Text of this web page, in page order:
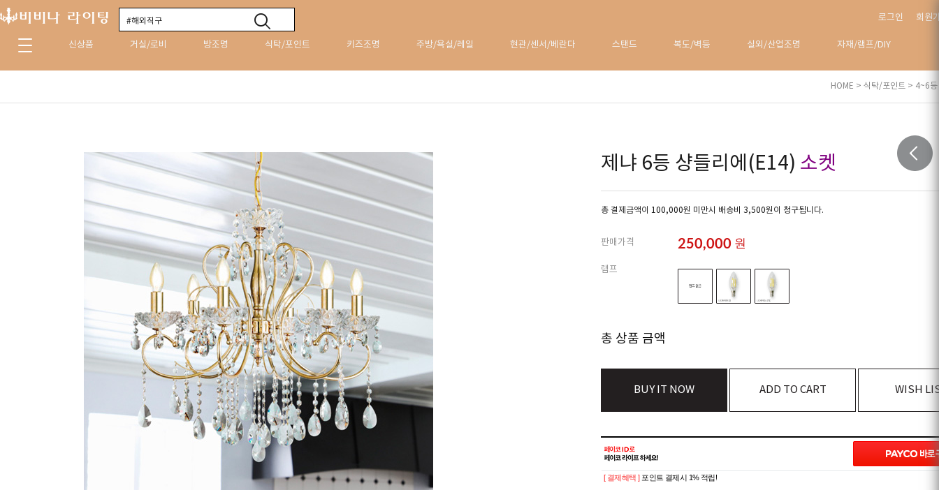
로그인 회원
신상품 거실/로비 방조명 식탁/포인트 키즈조명 주방/욕실/레일 현관/센서/베란다 스탠드 복도/벽등 실외/산업조명 자재/램프/DIY
HOME > 식탁/포인트 > 4~6등
제냐 6등 샹들리에(E14) 소켓
총 결제금액이 100,000원 미만시 배송비 3,500원이 청구됩니다.
판매가격 250,000 원
램프
총 상품 금액
BUY IT NOW ADD TO CART WISH
[ 결제혜택 ] 포인트 결제시 1% 적립!